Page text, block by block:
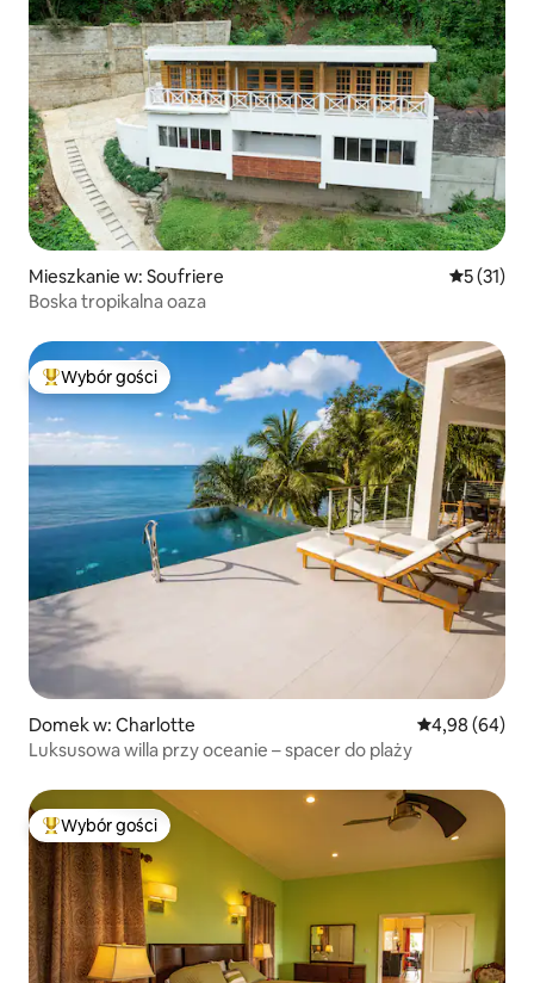
Mieszkanie w: Soufriere Średnia
5 (31)
Boska tropikalna oaza
Najpopularniejsze z kategorii Wybór gości
Wybór gości
Domek w: Charlotte Średnia
4,98 (64)
Luksusowa willa przy oceanie – spacer do plaży
Najpopularniejsze z kategorii Wybór gości
Wybór gości